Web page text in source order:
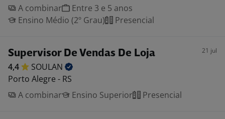
A combinar
Entre 3 e 5 anos
Ensino Médio (2º Grau)
Presencial
Supervisor De Vendas De Loja 21 jul
4,4
SOULAN
Porto Alegre - RS
A combinar
Ensino Superior Presencial